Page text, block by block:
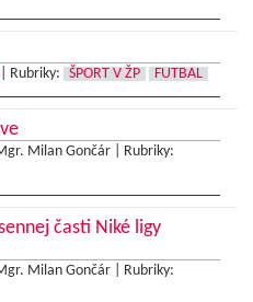
Rubriky: ŠPORT V ŽP FUTBAL
Milan Gončár |
Rubriky:
časti Niké ligy
Milan Gončár |
Rubriky: